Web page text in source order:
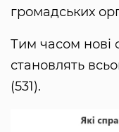
громадських
Тим часом нові
становлять
(531).